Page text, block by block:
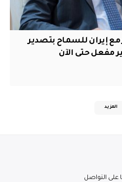
مع إيران للسماح بتصدير
مفعل حتى الآن
المزيد
على التواصل